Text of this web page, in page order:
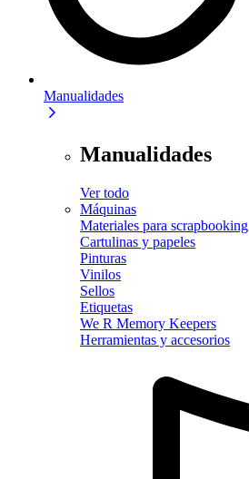
Manualidades
Manualidades
Ver todo
Máquinas
Materiales para scrapbooking
Cartulinas y papeles
Pinturas
Vinilos
Sellos
Etiquetas
We R Memory Keepers
Herramientas y accesorios